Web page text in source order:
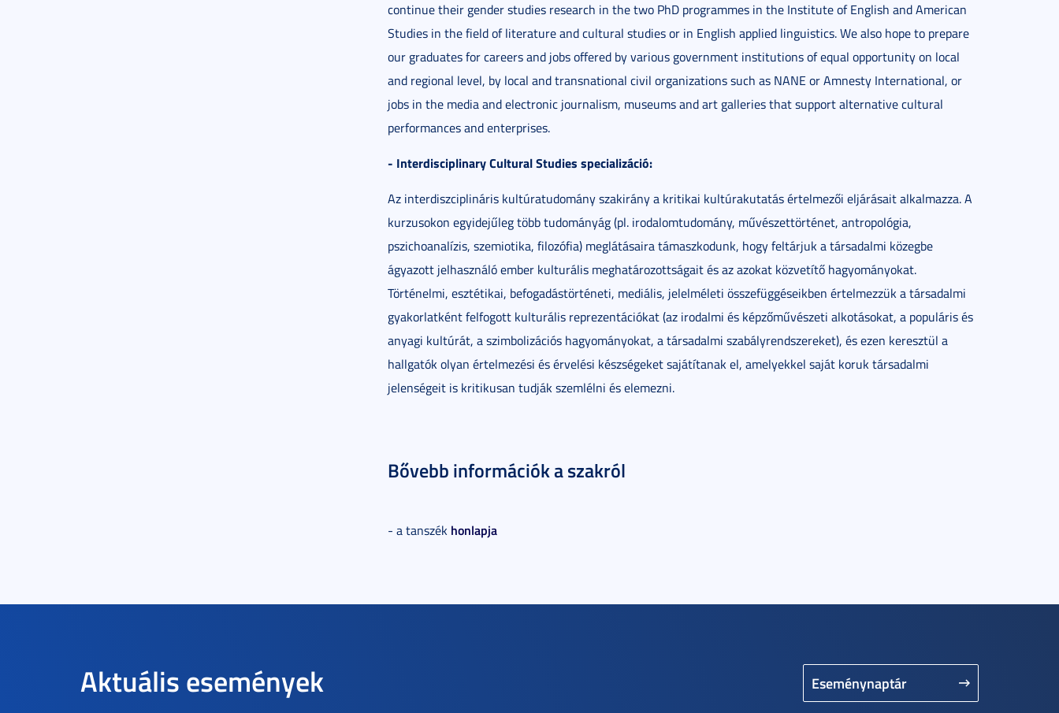
continue their gender studies research in the two PhD programmes in the Institute of English and American
Studies in the field of literature and cultural studies or in English applied linguistics. We also hope to prepare
our graduates for careers and jobs offered by various government institutions of equal opportunity on local
and regional level, by local and transnational civil organizations such as NANE or Amnesty International, or
jobs in the media and electronic journalism, museums and art galleries that support alternative cultural
performances and enterprises.
- Interdisciplinary Cultural Studies specializáció:
Az interdiszciplináris kultúratudomány szakirány a kritikai kultúrakutatás értelmezői eljárásait alkalmazza. A
kurzusokon egyidejűleg több tudományág (pl. irodalomtudomány, művészettörténet, antropológia,
pszichoanalízis, szemiotika, filozófia) meglátásaira támaszkodunk, hogy feltárjuk a társadalmi közegbe
ágyazott jelhasználó ember kulturális meghatározottságait és az azokat közvetítő hagyományokat.
Történelmi, esztétikai, befogadástörténeti, mediális, jelelméleti összefüggéseikben értelmezzük a társadalmi
gyakorlatként felfogott kulturális reprezentációkat (az irodalmi és képzőművészeti alkotásokat, a populáris és
anyagi kultúrát, a szimbolizációs hagyományokat, a társadalmi szabályrendszereket), és ezen keresztül a
hallgatók olyan értelmezési és érvelési készségeket sajátítanak el, amelyekkel saját koruk társadalmi
jelenségeit is kritikusan tudják szemlélni és elemezni.
Bővebb információk a szakról
- a tanszék honlapja
Aktuális események Eseménynaptár